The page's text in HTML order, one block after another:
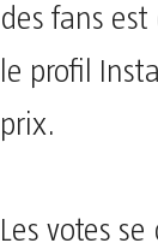
des fans
le profil
prix.
Les votes